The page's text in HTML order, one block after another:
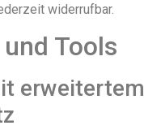
widerrufbar.
Tools
erweitertem